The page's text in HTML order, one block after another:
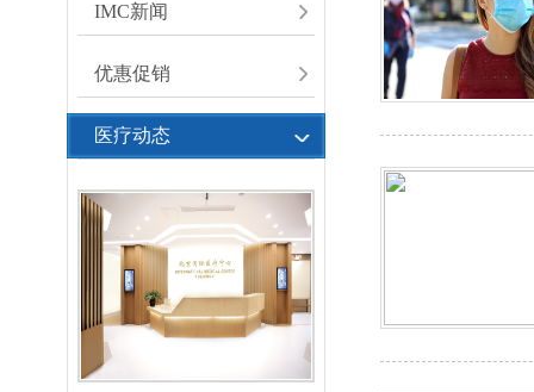
IMC新闻
优惠促销
医疗动态